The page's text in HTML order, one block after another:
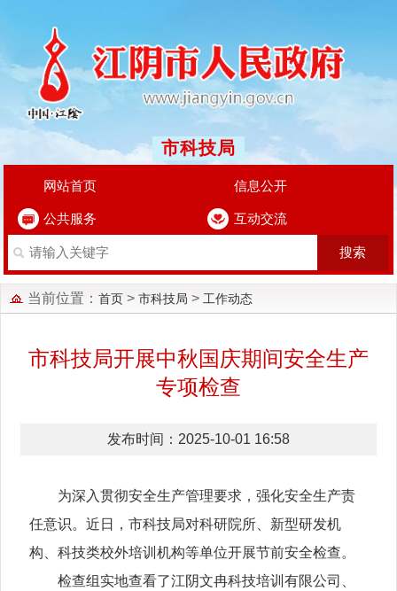
市科技局
网站首页 信息公开
公共服务 互动交流
当前位置： 首页 > 市科技局 > 工作动态
市科技局开展中秋国庆期间安全生产
专项检查
发布时间：2025-10-01 16:58
为深入贯彻安全生产管理要求，强化安全生产责
任意识。近日，市科技局对科研院所、新型研发机
构、科技类校外培训机构等单位开展节前安全检查。
检查组实地查看了江阴文冉科技培训有限公司、